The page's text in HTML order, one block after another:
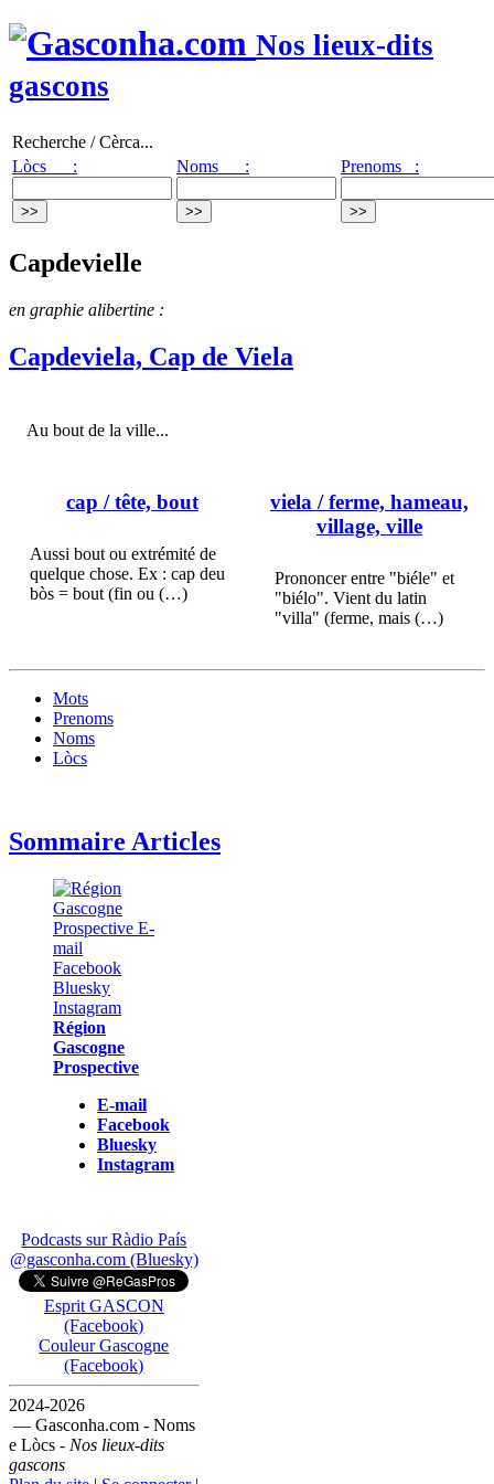
Nos lieux-dits
gascons
Recherche / Cèrca...
Lòcs :
Noms : Prenoms :
Capdevielle
en graphie alibertine :
Capdeviela, Cap de Viela
Au bout de la ville...
cap / tête, bout
Aussi bout ou extrémité de
quelque chose. Ex : cap deu
bòs = bout (fin ou (…)
viela / ferme, hameau,
village, ville
Prononcer entre "biéle" et
"biélo". Vient du latin
"villa" (ferme, mais (…)
Mots
Prenoms
Noms
Lòcs
Sommaire Articles
Région
Gascogne
Prospective
E-mail
Facebook
Bluesky
Instagram
Podcasts sur Ràdio País
@gasconha.com (Bluesky)
Esprit GASCON
(Facebook)
Couleur Gascogne
(Facebook)
2024-2026
— Gasconha.com - Noms
e Lòcs - Nos lieux-dits
gascons